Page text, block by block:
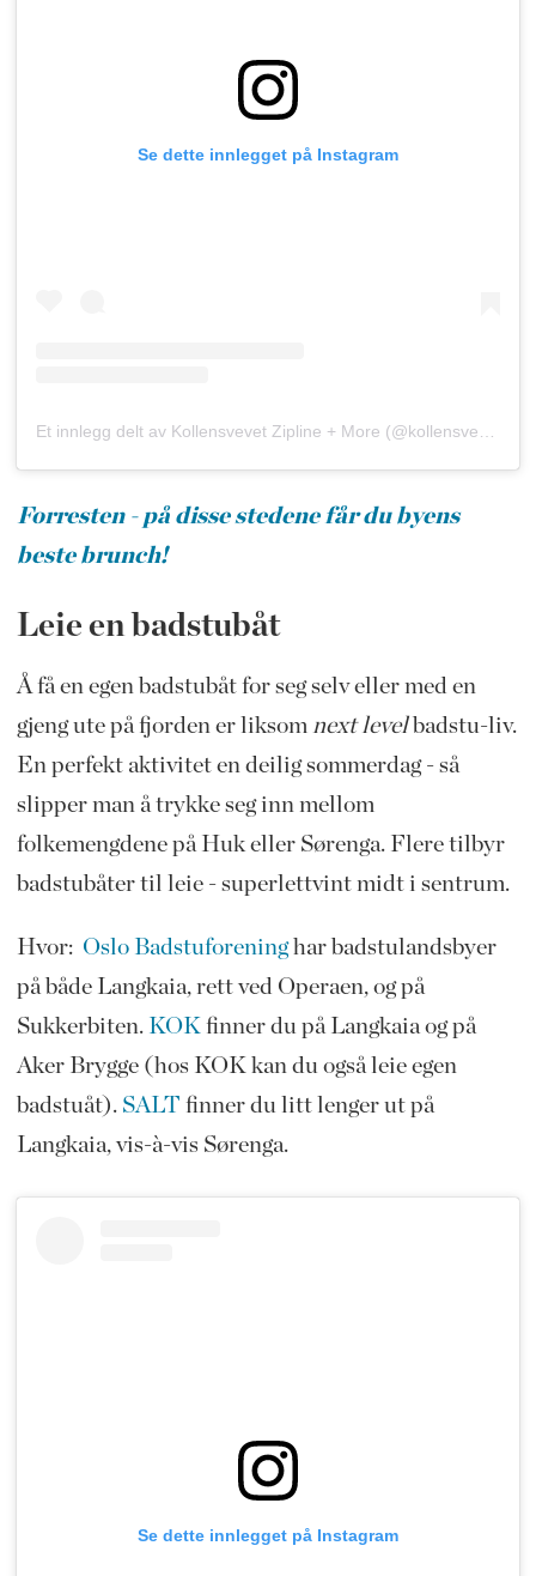
Se dette innlegget på Instagram
Et innlegg delt av Kollensvevet Zipline + More (@kollensvevet)
Forresten - på disse stedene får du byens
beste brunch!
Leie en badstubåt
Å få en egen badstubåt for seg selv eller med en
gjeng ute på fjorden er liksom next levelbadstu-liv.
En perfekt aktivitet en deilig sommerdag - så
slipper man å trykke seg inn mellom
folkemengdene på Huk eller Sørenga. Flere tilbyr
badstubåter til leie - superlettvint midt i sentrum.
Hvor: Oslo Badstuforeninghar badstulandsbyer
på både Langkaia, rett ved Operaen, og på
Sukkerbiten. KOKfinner du på Langkaia og på
Aker Brygge (hos KOK kan du også leie egen
badstuåt). SALT finner du litt lenger ut på
Langkaia, vis-à-vis Sørenga.
Se dette innlegget på Instagram